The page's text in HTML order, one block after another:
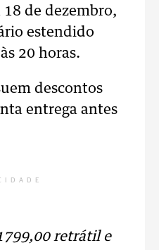
18 de dezembro,
estendido
20 horas.
descontos
entrega antes
retrátil e